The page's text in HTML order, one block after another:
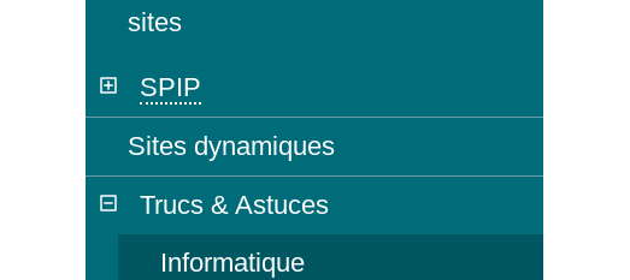
sites
SPIP
Sites dynamiques
Trucs & Astuces
Informatique